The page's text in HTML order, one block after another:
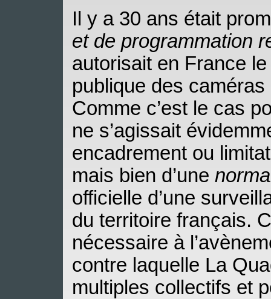
Il y a 30 ans était
et de programmation
autorisait en France
publique des
Comme c’est le cas
ne s’agissait
encadrement ou
mais bien d’une
officielle d’une
du territoire français.
nécessaire à
contre laquelle La
multiples collectifs et